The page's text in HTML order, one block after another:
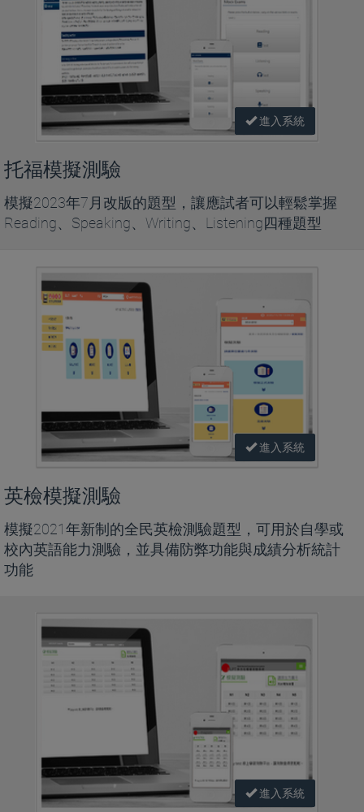
進入系統
托福模擬測驗
模擬2023年7月改版的題型，讓應試者可以輕鬆掌握
Reading、Speaking、Writing、Listening四種題型
進入系統
英檢模擬測驗
模擬2021年新制的全民英檢測驗題型，可用於自學或
校內英語能力測驗，並具備防弊功能與成績分析統計
功能
進入系統